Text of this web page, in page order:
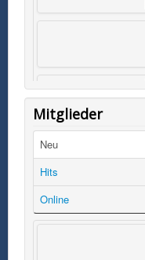
Mitglieder
Neu
Hits
Online